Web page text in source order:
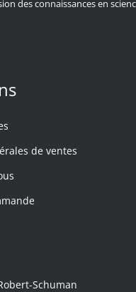
des connaissances en
de ventes
Schuman